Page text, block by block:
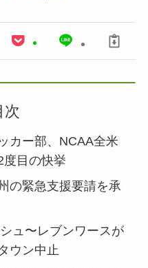
次
カー部、NCAA全米
目の快挙
の緊急支援要請を承
ュ〜レブンワースが
ウン中止